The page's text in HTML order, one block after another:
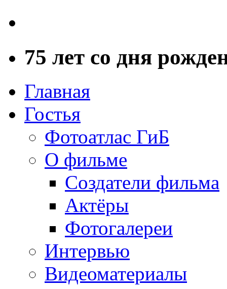
75 лет со дня
Главная
Гостья
Фотоатлас ГиБ
О фильме
Создатели фильма
Актёры
Фотогалереи
Интервью
Видеоматериалы